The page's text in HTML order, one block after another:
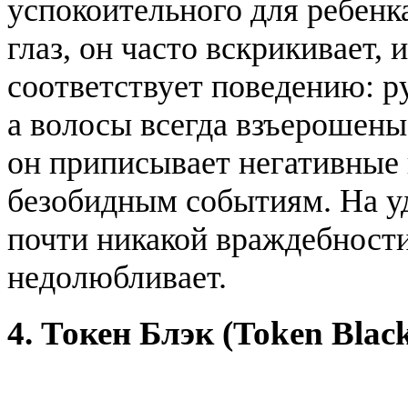
успокоительного для
глаз, он часто
соответствует поведению:
а волосы всегда
он приписывает
безобидным событиям. На
почти никакой
недолюбливает.
4. Токен Блэк (Token